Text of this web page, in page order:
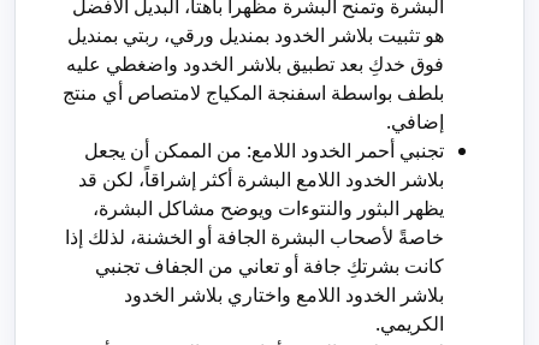
البشرة وتمنح البشرة مظهراً باهتاً، البديل الأفضل
هو تثبيت بلاشر الخدود بمنديل ورقي، ربتي بمنديل
فوق خدكِ بعد تطبيق بلاشر الخدود واضغطي عليه
بلطف بواسطة اسفنجة المكياج لامتصاص أي منتج
إضافي.
تجنبي أحمر الخدود اللامع: من الممكن أن يجعل
بلاشر الخدود اللامع البشرة أكثر إشراقاً، لكن قد
يظهر البثور والنتوءات ويوضح مشاكل البشرة،
خاصةً لأصحاب البشرة الجافة أو الخشنة، لذلك إذا
كانت بشرتكِ جافة أو تعاني من الجفاف تجنبي
بلاشر الخدود اللامع واختاري بلاشر الخدود
الكريمي.